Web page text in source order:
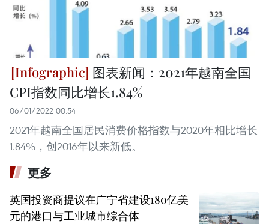
图表新闻：2021年越南全国
CPI指数同比增长1.84%
06/01/2022 00:54
2021年越南全国居民消费价格指数与2020年相比增长
1.84%，创2016年以来新低。
更多
英国投资商提议在广宁省建设180亿美
元的港口与工业城市综合体